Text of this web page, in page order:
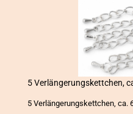
5 Ver­län­ge­rungs­kett­chen,
5 Ver­län­ge­rungs­kett­chen, ca.